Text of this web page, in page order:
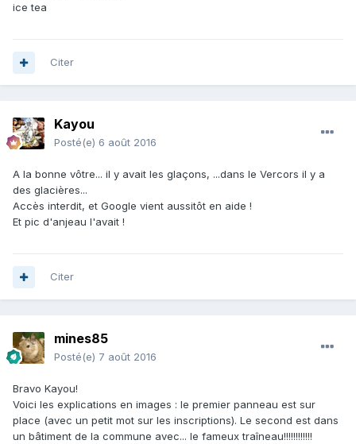
ice tea
Citer
Kayou
Posté(e) 6 août 2016
A la bonne vôtre... il y avait les glaçons, ...dans le Vercors il y a
des glacières...
Accès interdit, et Google vient aussitôt en aide !
Et pic d'anjeau l'avait !
Citer
mines85
Posté(e) 7 août 2016
Bravo Kayou!
Voici les explications en images : le premier panneau est sur
place (avec un petit mot sur les inscriptions). Le second est dans
un bâtiment de la commune avec... le fameux traîneau!!!!!!!!!!!!